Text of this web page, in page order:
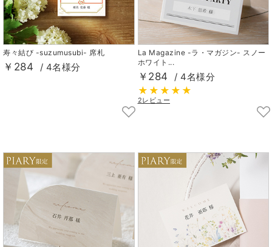
寿々結び -suzumusubi- 席札
￥284 / 4名様分
La Magazine -ラ・マガジン- スノー
ホワイト...
￥284 / 4名様分
2レビュー